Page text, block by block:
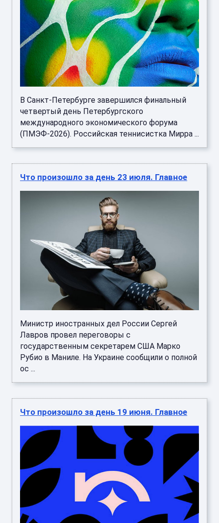
В Санкт-Петербурге завершился финальный
четвертый день Петербургского
международного экономического форума
(ПМЭФ-2026). Российская теннисистка Мирра ...
Что произошло за день 23 июля. Главное
Министр иностранных дел России Сергей
Лавров провел переговоры с
государственным секретарем США Марко
Рубио в Маниле. На Украине сообщили о полной
ос ...
Что произошло за день 19 июня. Главное